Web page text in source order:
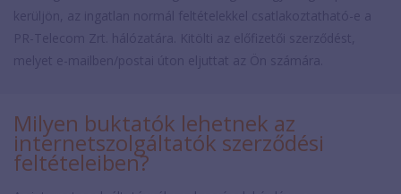
Milyen buktatók lehetnek az
internetszolgáltatók szerződési
feltételeiben?